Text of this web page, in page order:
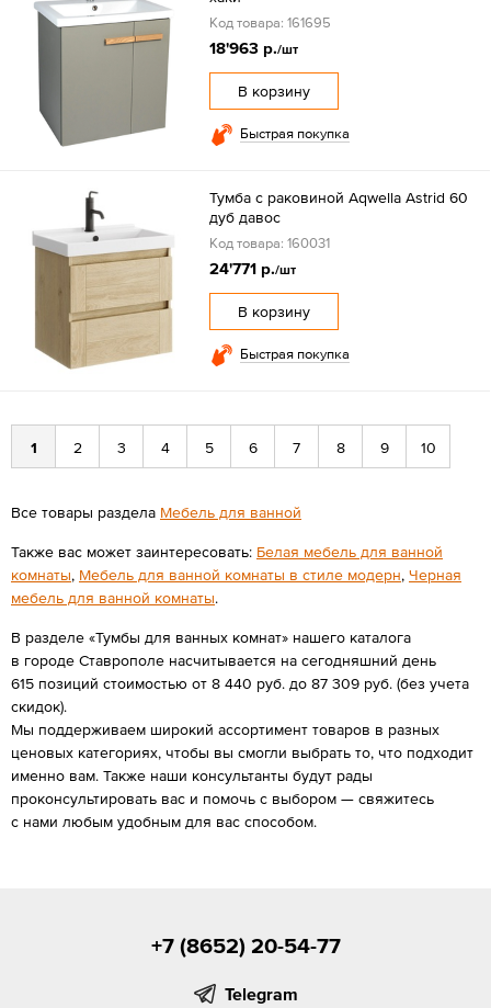
Код товара: 161695
18'963 р./шт
В корзину
Быстрая покупка
Тумба с раковиной Aqwella Astrid 60
дуб давос
Код товара: 160031
24'771 р./шт
В корзину
Быстрая покупка
1 2 3 4 5 6 7 8 9 10
Все товары раздела Мебель для ванной
Также вас может заинтересовать: Белая мебель для ванной
комнаты, Мебель для ванной комнаты в стиле модерн, Черная
мебель для ванной комнаты.
В разделе «Тумбы для ванных комнат» нашего каталога
в городе Ставрополе насчитывается на сегодняшний день
615 позиций стоимостью от 8 440 руб. до 87 309 руб. (без учета
скидок).
Мы поддерживаем широкий ассортимент товаров в разных
ценовых категориях, чтобы вы смогли выбрать то, что подходит
именно вам. Также наши консультанты будут рады
проконсультировать вас и помочь с выбором — свяжитесь
с нами любым удобным для вас способом.
+7 (8652) 20-54-77
Telegram